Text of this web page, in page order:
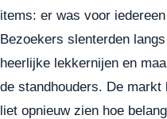
items: er was voor
Bezoekers slenterden
heerlijke lekkernijen en
de standhouders. De
liet opnieuw zien hoe